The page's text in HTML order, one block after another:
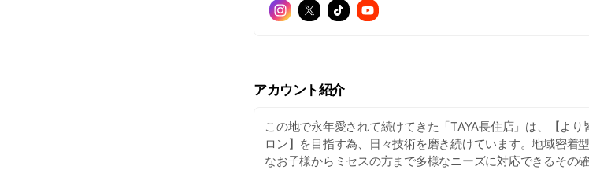
アカウント紹介
この地で永年愛されて続けてきた「TAYA長住店」は、【よ
ロン】を目指す為、日々技術を磨き続けています。地域密着
なお子様からミセスの方まで多様なニーズに対応できるその